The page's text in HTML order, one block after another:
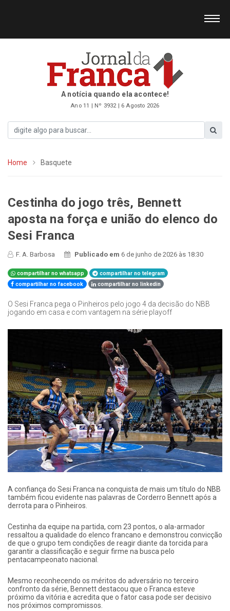
A notícia quando ela acontece!
Ano 11 | Nº 3932 | 6 Agosto 2026
Home Basquete
Cestinha do jogo três, Bennett
aposta na força e união do elenco do
Sesi Franca
F. A. Barbosa Publicado em6 de junho de 2026 às 18:30
compartilhar no whatsapp
compartilhar no telegram
compartilhar no facebook
compartilhar no linkedin
O Sesi Franca pega o Pinheiros pelo jogo 4 da decisão do NBB
jogando em casa e com vantagem na série playoff
A confiança do Sesi Franca na conquista de mais um título do NBB
também ficou evidente nas palavras de Corderro Bennett após a
derrota para o Pinheiros.
Cestinha da equipe na partida, com 23 pontos, o ala-armador
ressaltou a qualidade do elenco francano e demonstrou convicção
de que o grupo tem condições de reagir diante da torcida para
garantir a classificação e seguir firme na busca pelo
pentacampeonato nacional.
Mesmo reconhecendo os méritos do adversário no terceiro
confronto da série, Bennett destacou que o Franca esteve
próximo da vitória e acredita que o fator casa pode ser decisivo
nos próximos compromissos.